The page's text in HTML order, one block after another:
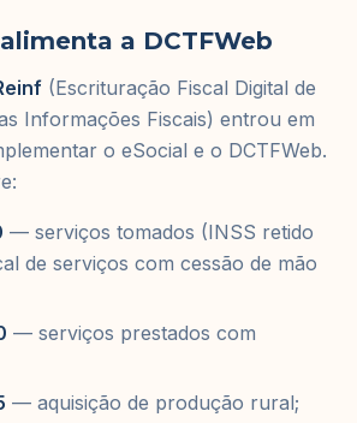
a DCTFWeb
(Escrituração Fiscal Digital de
Informações Fiscais) entrou em
o eSocial e o DCTFWeb.
— serviços tomados (INSS retido
de serviços com cessão de mão
— serviços prestados com
— aquisição de produção rural;